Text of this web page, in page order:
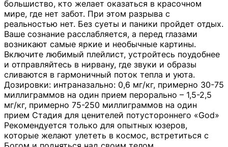
большиство, кто желает оказаться в красочном
мире, где нет забот. При этом разрыва с
реальностью нет. Без суеты и паники пройдет отдых.
Ваше сознание расслабляется, а перед глазами
возникают самые яркие и необычные картины.
Включите любимый плейлист, устройтесь поудобнее
и отправляйтесь в нирвану, где звуки и образы
сливаются в гармоничный поток тепла и уюта.
Дозировки: интраназально: 0,6 мг/кг, примерно 30-75
миллиграммов на один прием перорально – 1,5-2,5
мг/кг, примерно 75-250 миллиграммов на один
прием Стадия для ценителей потустороннего «God»
Рекомендуется только для опытных юзеров,
которые желают улететь в космос, встретиться с